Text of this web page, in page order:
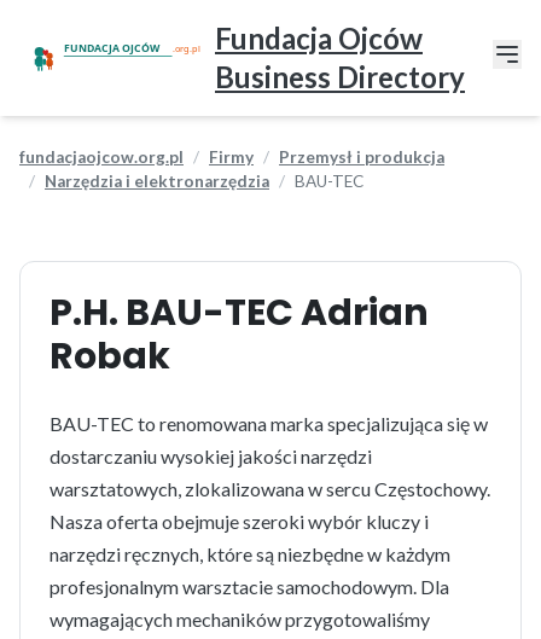
Fundacja Ojców
Business Directory
fundacjaojcow.org.pl Firmy
Przemysł i produkcja
Narzędzia i elektronarzędzia
BAU-TEC
P.H. BAU-TEC Adrian
Robak
BAU-TEC to renomowana marka specjalizująca się w
dostarczaniu wysokiej jakości narzędzi
warsztatowych, zlokalizowana w sercu Częstochowy.
Nasza oferta obejmuje szeroki wybór kluczy i
narzędzi ręcznych, które są niezbędne w każdym
profesjonalnym warsztacie samochodowym. Dla
wymagających mechaników przygotowaliśmy